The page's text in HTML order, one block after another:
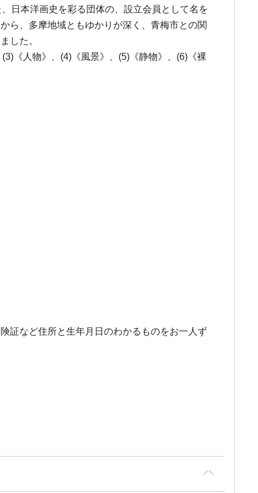
日本洋画史を彩る団体の、設立会員として名を
ら、多摩地域ともゆかりが深く、青梅市との関
した。
《人物》、(4)《風景》、(5)《静物》、(6)《裸
証など住所と生年月日のわかるものをお一人ず